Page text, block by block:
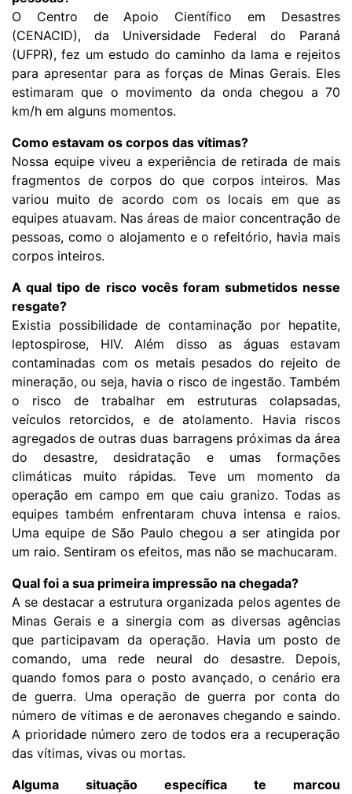
O Centro de Apoio Científico em Desastres
(CENACID), da Universidade Federal do Paraná
(UFPR), fez um estudo do caminho da lama e rejeitos
para apresentar para as forças de Minas Gerais. Eles
estimaram que o movimento da onda chegou a 70
km/h em alguns momentos.
Como estavam os corpos das vítimas?
Nossa equipe viveu a experiência de retirada de mais
fragmentos de corpos do que corpos inteiros. Mas
variou muito de acordo com os locais em que as
equipes atuavam. Nas áreas de maior concentração de
pessoas, como o alojamento e o refeitório, havia mais
corpos inteiros.
A qual tipo de risco vocês foram submetidos nesse
resgate?
Existia possibilidade de contaminação por hepatite,
leptospirose, HIV. Além disso as águas estavam
contaminadas com os metais pesados do rejeito de
mineração, ou seja, havia o risco de ingestão. Também
o risco de trabalhar em estruturas colapsadas,
veículos retorcidos, e de atolamento. Havia riscos
agregados de outras duas barragens próximas da área
do desastre, desidratação e umas formações
climáticas muito rápidas. Teve um momento da
operação em campo em que caiu granizo. Todas as
equipes também enfrentaram chuva intensa e raios.
Uma equipe de São Paulo chegou a ser atingida por
um raio. Sentiram os efeitos, mas não se machucaram.
Qual foi a sua primeira impressão na chegada?
A se destacar a estrutura organizada pelos agentes de
Minas Gerais e a sinergia com as diversas agências
que participavam da operação. Havia um posto de
comando, uma rede neural do desastre. Depois,
quando fomos para o posto avançado, o cenário era
de guerra. Uma operação de guerra por conta do
número de vítimas e de aeronaves chegando e saindo.
A prioridade número zero de todos era a recuperação
das vítimas, vivas ou mortas.
Alguma situação específica te marcou